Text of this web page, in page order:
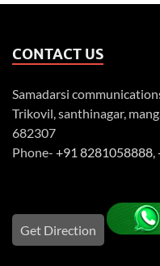
CONTACT US
Samadarsi
Trikovil, santhinagar,
682307
Phone- +91 8281058888
Get Direction